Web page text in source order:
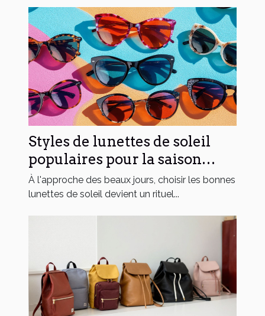
Styles de lunettes de soleil
populaires pour la saison
estivale
À l'approche des beaux jours, choisir les bonnes
lunettes de soleil devient un rituel...